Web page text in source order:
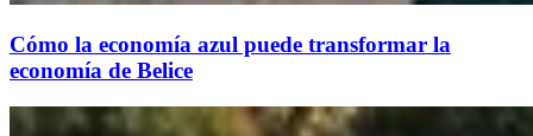
Cómo la economía azul puede transformar la
economía de Belice